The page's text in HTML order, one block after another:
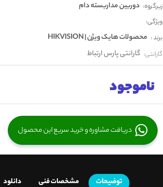
زیرگروه: دوربین مداربسته دام
ویژگی:
برند : محصولات هایک ویژن | HIKVISION
گارانتی: گارانتی پارس ارتباط
ناموجود
دریافت مشاوره و خرید سریع این محصول
توضیحات مشخصات فنی دانلود